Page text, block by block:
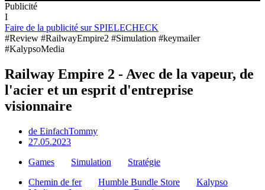
Publicité
I
Faire de la publicité sur SPIELECHECK
#Review #RailwayEmpire2 #Simulation #keymailer
#KalypsoMedia
Railway Empire 2 - Avec de la vapeur, de
l'acier et un esprit d'entreprise
visionnaire
de EinfachTommy
27.05.2023
Games
Simulation
Stratégie
Chemin de fer
Humble Bundle Store
Kalypso